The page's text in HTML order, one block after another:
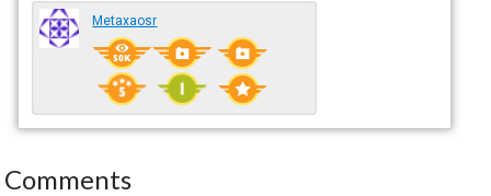
Metaxaosr
Comments